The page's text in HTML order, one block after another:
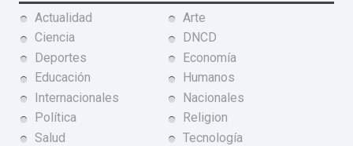
Actualidad
Arte
Ciencia
DNCD
Deportes
Economía
Educación
Humanos
Internacionales
Nacionales
Política
Religion
Salud
Tecnología